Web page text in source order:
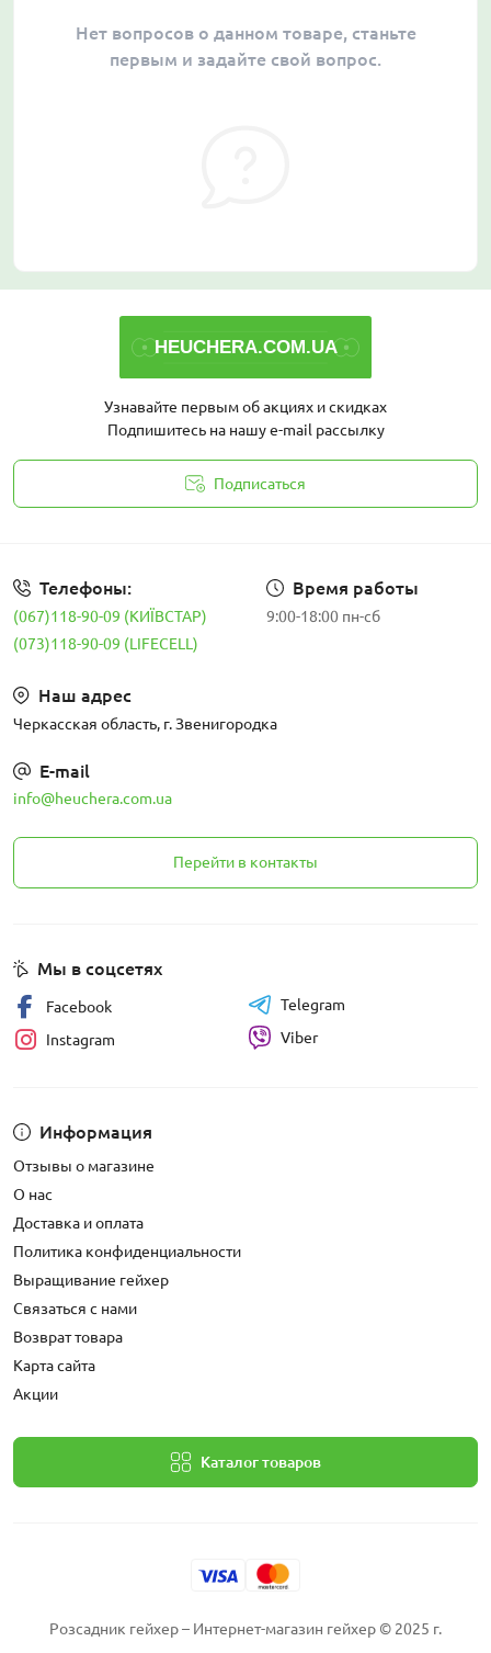
Нет вопросов о данном товаре, станьте
первым и задайте свой вопрос.
Узнавайте первым об акциях и скидках
Подпишитесь на нашу e-mail рассылку
Подписаться
Телефоны:
(067)118-90-09 (КИЇВСТАР)
(073)118-90-09 (LIFECELL)
Время работы
9:00-18:00 пн-сб
Наш адрес
Черкасская область, г. Звенигородка
E-mail
info@heuchera.com.ua
Перейти в контакты
Информация
Отзывы о магазине
О нас
Доставка и оплата
Политика конфиденциальности
Выращивание гейхер
Связаться с нами
Возврат товара
Карта сайта
Акции
Каталог товаров
Мы в соцсетях
Facebook
Instagram
Telegram
Viber
Розсадник гейхер – Интернет-магазин гейхер © 2025 г.